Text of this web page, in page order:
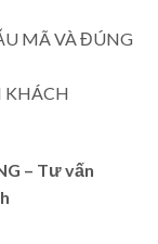
MÃ VÀ ĐÚNG
KHÁCH
– Tư vấn